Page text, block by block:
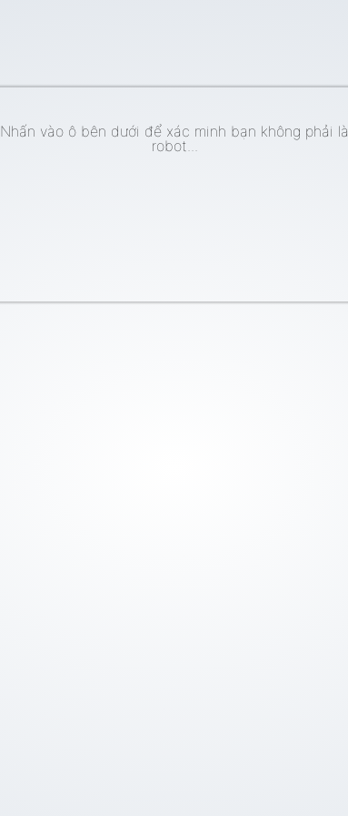
Nhấn vào ô bên dưới để xác minh bạn không phải là
robot...